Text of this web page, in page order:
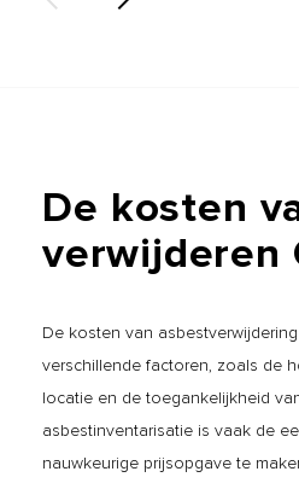
De kosten
verwijderen
De kosten van
verschillende factoren, zoals de
locatie en de toegankelijkheid
asbestinventarisatie is vaak de
nauwkeurige prijsopgave te